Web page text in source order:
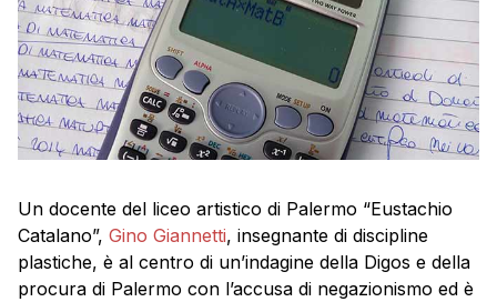
Un docente del liceo artistico di Palermo “Eustachio
Catalano”, Gino Giannetti, insegnante di discipline
plastiche, è al centro di un’indagine della Digos e della
procura di Palermo con l’accusa di negazionismo ed è